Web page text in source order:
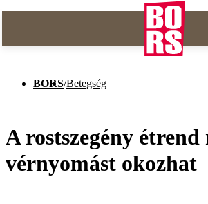
BORS/Betegség
A rostszegény étrend
vérnyomást okozhat